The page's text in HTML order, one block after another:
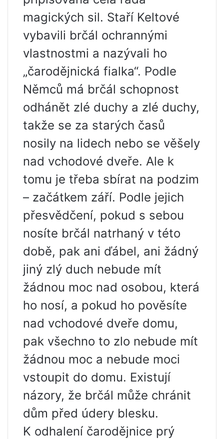
magických sil. Staří Keltové
vybavili brčál ochrannými
vlastnostmi a nazývali ho
„čarodějnická fialka“. Podle
Němců má brčál schopnost
odhánět zlé duchy a zlé duchy,
takže se za starých časů
nosily na lidech nebo se věšely
nad vchodové dveře. Ale k
tomu je třeba sbírat na podzim
– začátkem září. Podle jejich
přesvědčení, pokud s sebou
nosíte brčál natrhaný v této
době, pak ani ďábel, ani žádný
jiný zlý duch nebude mít
žádnou moc nad osobou, která
ho nosí, a pokud ho pověsíte
nad vchodové dveře domu,
pak všechno to zlo nebude mít
žádnou moc a nebude moci
vstoupit do domu. Existují
názory, že brčál může chránit
dům před údery blesku.
K odhalení čarodějnice prý